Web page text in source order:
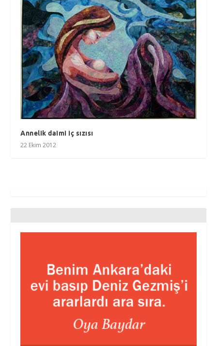
Annelik daimi iç sızısı
22 Ekim 2012